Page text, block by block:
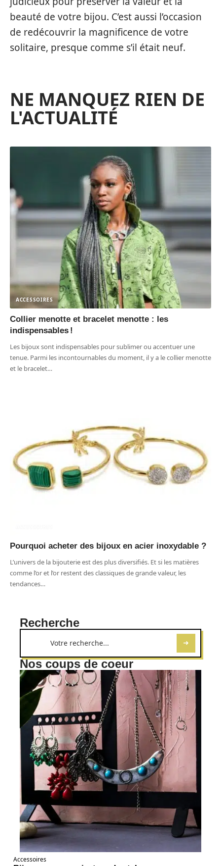
beauté de votre bijou. C’est aussi l’occasion
de redécouvrir la magnificence de votre
solitaire, presque comme s’il était neuf.
NE MANQUEZ RIEN DE
L'ACTUALITÉ
ACCESSOIRES
Collier menotte et bracelet menotte : les
indispensables !
Les bijoux sont indispensables pour sublimer ou accentuer une
tenue. Parmi les incontournables du moment, il y a le collier menotte
et le bracelet…
Pourquoi acheter des bijoux en acier inoxydable ?
L’univers de la bijouterie est des plus diversifiés. Et si les matières
comme l’or et l’or restent des classiques de grande valeur, les
tendances…
Recherche
Nos coups de coeur
Accessoires